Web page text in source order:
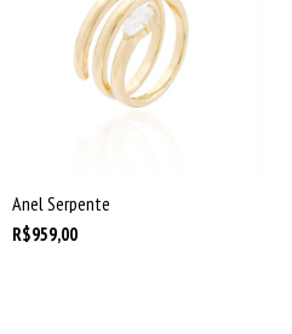
Anel Serpente
R$959,00